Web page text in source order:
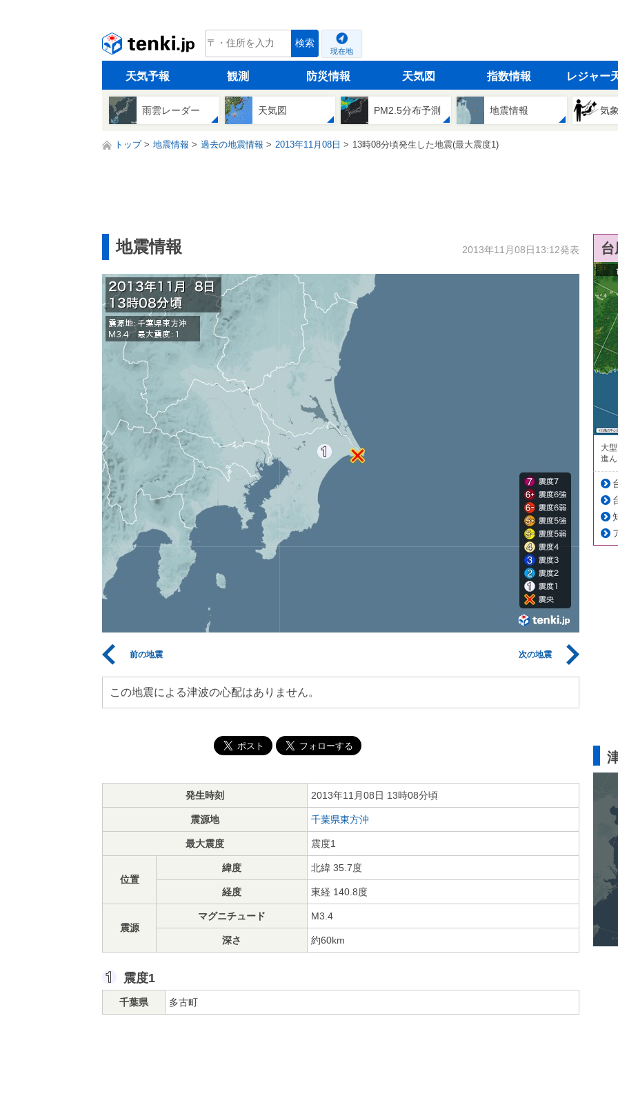
tenki.jp 検索
現在地
天気予報 観測 防災情報 天気図 指数情報 レジャー
雨雲レーダー 天気図 PM2.5分布予測 地震情報 気
トップ 地震情報 過去の地震情報 2013年11月08日 13時08分頃発生した地震(最大震度1)
地震情報 2013年11月08日13:12発表
前の地震 次の地震
この地震による津波の心配はありません。
発生時刻 2013年11月08日 13時08分頃
震源地 千葉県東方沖
最大震度 震度1
位置
緯度 北緯 35.7度
経度 東経 140.8度
震源
マグニチュード M3.4
深さ 約60km
震度1
千葉県 多古町
大
進